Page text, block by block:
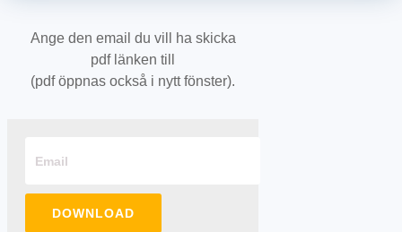
Ange den email du vill ha skicka
pdf länken till
(pdf öppnas också i nytt fönster).
DOWNLOAD